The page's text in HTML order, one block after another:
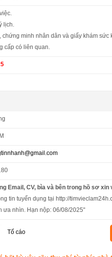
lịch.
chứng minh nhân dân và giấy khám sức
cấp có liên quan.
Email, CV, bìa và bên trong hồ sơ
tin tuyển dụng tại http://
ưa nhìn. Hạn nộp: 06/08/2025"
Tố cáo